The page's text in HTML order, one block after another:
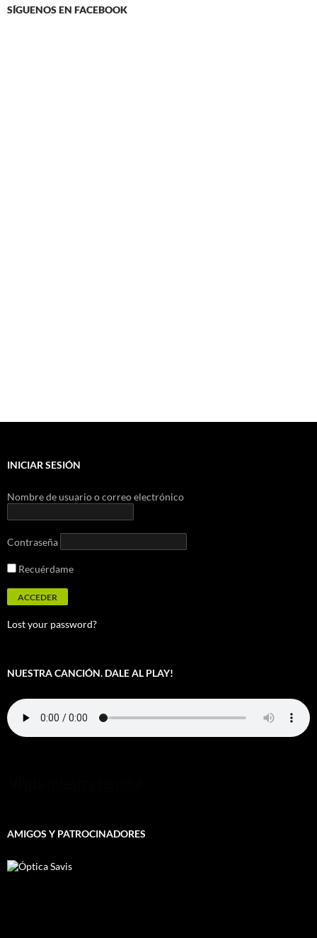
SÍGUENOS EN FACEBOOK
INICIAR SESIÓN
Nombre de usuario o correo electrónico
Contraseña
Recuérdame
Lost your password?
NUESTRA CANCIÓN. DALE AL PLAY!
AMIGOS Y PATROCINADORES